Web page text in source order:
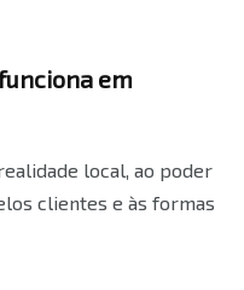
em
local, ao poder
clientes e às formas